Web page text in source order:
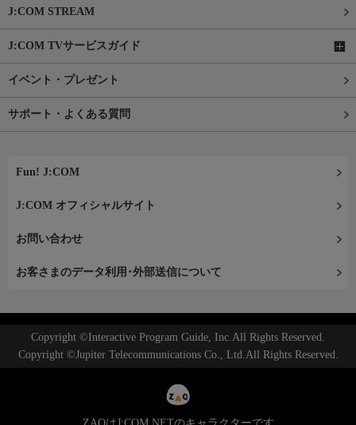
J:COM STREAM
J:COM TVサービスガイド
イベント・プレゼント
サポート・よくある質問
Fun! J:COM
J:COM オフィシャルサイト
お問い合わせ
お客さまのデータ利用･外部送信について
Copyright ©Interactive Program Guide, Inc.All Rights Reserved.
Copyright ©Jupiter Telecommunications Co., Ltd.All Rights Reserved.